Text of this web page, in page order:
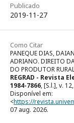
Publicado
2019-11-27
Como Citar
PANEQUE DIAS,
ADRIANO. DIREITO
DO PRODUTOR
REGRAD - Revista
1984-7866, [S.l.], v.
Disponível em:
<https://
07 aug. 2026.